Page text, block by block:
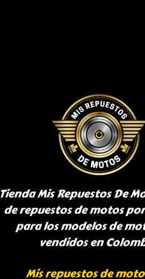
Tienda Mis Repuestos De
de repuestos de motos
para los modelos de
vendidos en
Mis repuestos de